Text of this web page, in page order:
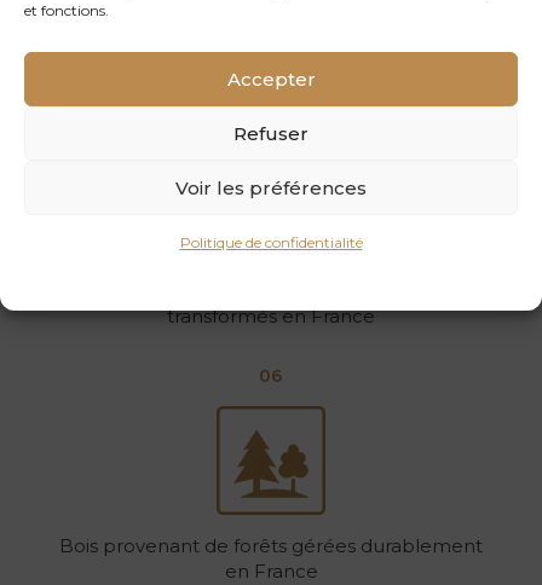
et fonctions.
Accepter
Refuser
Voir les préférences
Politique de confidentialité
transformés en France
06
Bois provenant de forêts gérées durablement
en France